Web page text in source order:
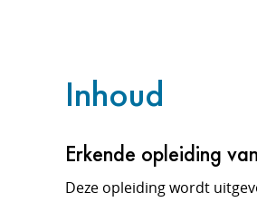
Inhoud
Erkende opleiding
Deze opleiding wordt